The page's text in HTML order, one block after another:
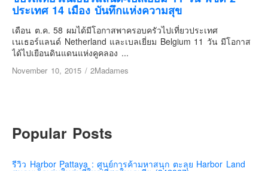
ตุรกี-ตุรเคีย
เยอรมัน
ฝรั่งเศส
ออสเตรีย
เบลเยี่ยม
สวิสเซอร์แลนด์
ประเทศ 14 เมือง บันทึกแห่งความสุข
เดือน ต.ค. 58 ผมได้มีโอกาสพาครอบครัวไปเที่ยวประเทศ
เนเธอร์แลนด์ Netherland และเบลเยี่ยม Belgium 11 วัน มีโอกาส
ได้ไปเยือนดินแดนแห่งคูคลอง ...
November 10, 2015 / 2Madames
Popular Posts
รีวิว Harbor Pattaya : ศูนย์การค้ามหาสนุก ตะลุย Harbor Land